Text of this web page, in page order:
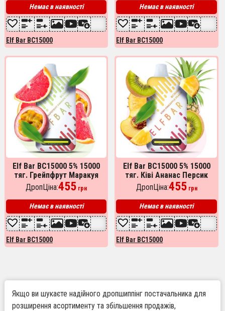
Немає в наявності
Elf Bar BC15000
Немає в наявності
Elf Bar BC15000
Elf Bar BC15000 5% 15000
тяг. Грейпфрут Маракуя
(Grapefruit Passion fruit)
ДропЦіна:455 грн
Немає в наявності
Elf Bar BC15000
Elf Bar BC15000 5% 15000
тяг. Ківі Ананас Персик
(Kiwi Pineapple Peach)
ДропЦіна:455грн
Немає в наявності
Elf Bar BC15000
Якщо ви шукаєте надійного дропшиппінг постачальника для
розширення асортименту та збільшення продажів,